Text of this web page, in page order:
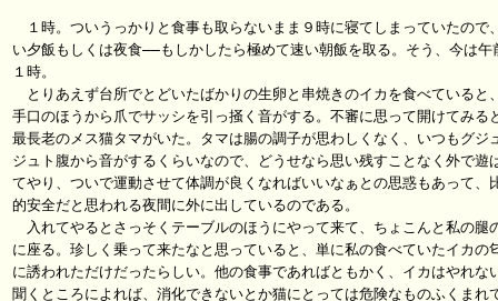
１時。ついうっかりと食事も取らないまま９時に寝てしまっていたので
い夕飯もしくは夜食――もしかしたら極めて速い朝飯を取る。そう、今は午
１時。
とりあえず台所でとどいたばかりの生卵と串焼きのイカを食べていると
手口のほうから爪でサッシを引っ掻く音がする。不審に思って開けてみる
最長老のメス猫タマがいた。タマは腸の調子が思わしくなく、いつもグジ
ジュト腹から音がするくらいなので、どうせなら思い残すことなく外で遊
てやり、ついで運動させて体調が良くなればいいなぁとの思惑もあって、
的安全だと思われる夜間に外に出しているのである。
入れてやるとさっそくテーブルのほうにやって来て、ちょこんと私の腿
に座る。珍しく乗って来たなと思っていると、単に私の食べていたイカの
に誘われただけだったらしい。他の食事であればともかく、イカはやれな
聞くところによれば、消化できないとか猫にとっては危険なものふくまれ